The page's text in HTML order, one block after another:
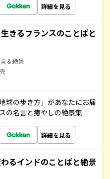
詳細を見る
きるフランスのことばと
＆絶景
球の歩き方」があなたにお届
の名言と癒やしの絶景集
詳細を見る
るインドのことばと絶景